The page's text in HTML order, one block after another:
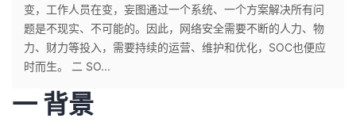
人
主
页
我
的
开
变，工作人员在变，妄图通过一个系统、一个方案解决所有问
题是不现实、不可能的。因此，网络安全需要不断的人力、物
力、财力等投入，需要持续的运营、维护和优化，SOC也便应
时而生。 二 SO...
一 背景